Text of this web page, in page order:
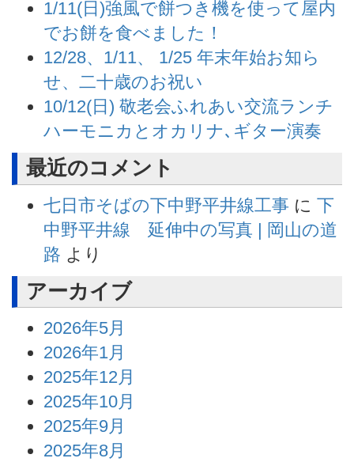
1/11(日)強風で餅つき機を使って屋内
でお餅を食べました！
12/28、1/11、 1/25 年末年始お知ら
せ、二十歳のお祝い
10/12(日) 敬老会ふれあい交流ランチ
ハーモニカとオカリナ､ギター演奏
最近のコメント
七日市そばの下中野平井線工事 に 下
中野平井線 延伸中の写真 | 岡山の道
路 より
アーカイブ
2026年5月
2026年1月
2025年12月
2025年10月
2025年9月
2025年8月